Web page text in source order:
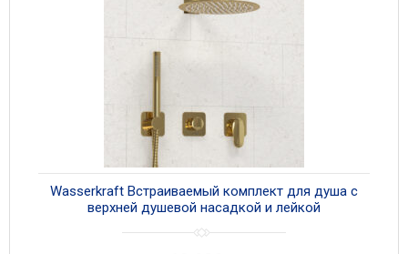
Wasserkraft Встраиваемый комплект для душа с
верхней душевой насадкой и лейкой